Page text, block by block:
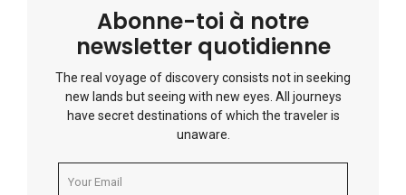
Abonne-toi à notre
newsletter quotidienne
The real voyage of discovery consists not in seeking
new lands but seeing with new eyes. All journeys
have secret destinations of which the traveler is
unaware.